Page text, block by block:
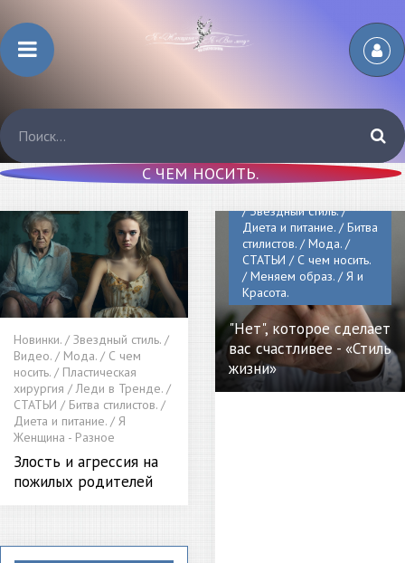
С ЧЕМ НОСИТЬ.
Новинки. / Звездный стиль. /
Видео. / Мода. / С чем
носить. / Пластическая
хирургия / Леди в Тренде. /
СТАТЬИ / Битва стилистов. /
Диета и питание. / Я
Женщина - Разное
Злость и агрессия на
пожилых родителей
Новинки. / Видео. /
/ Звездный стиль. /
Диета и питание. / Битва
стилистов. / Мода. /
СТАТЬИ / С чем носить.
/ Меняем образ. / Я и
Красота.
"Нет", которое сделает
вас счастливее - «Стиль
жизни»